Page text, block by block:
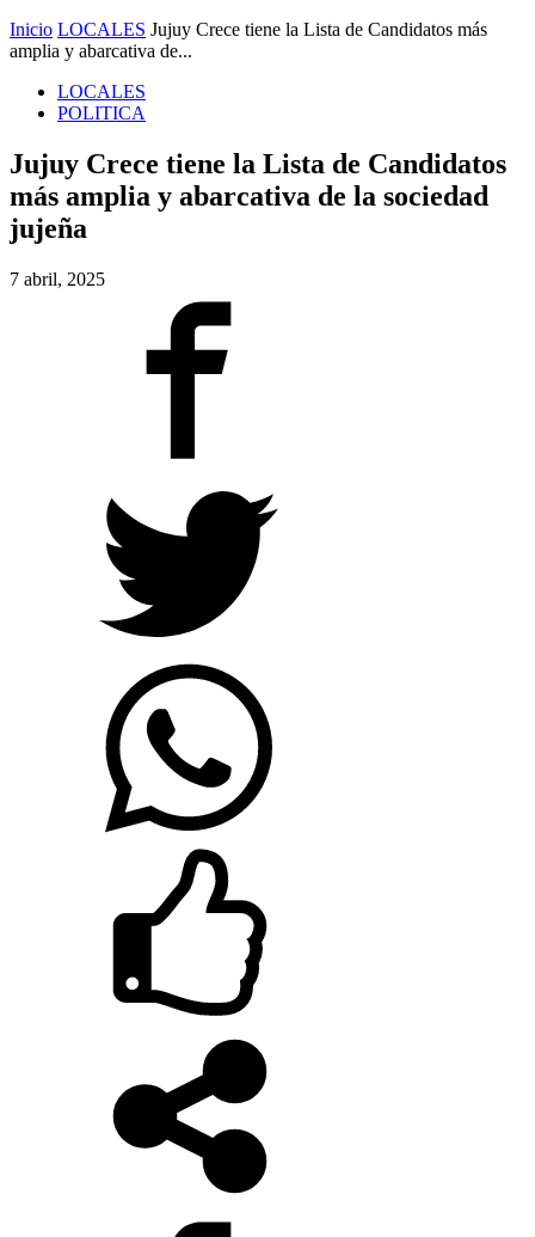
Inicio LOCALES Jujuy Crece tiene la Lista de Candidatos más
amplia y abarcativa de...
LOCALES
POLITICA
Jujuy Crece tiene la Lista de Candidatos
más amplia y abarcativa de la sociedad
jujeña
7 abril, 2025